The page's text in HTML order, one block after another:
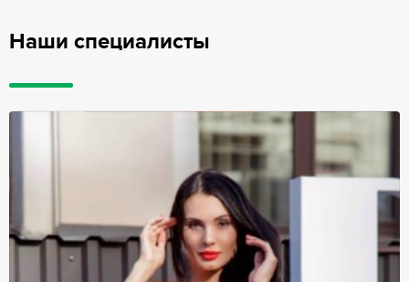
Наши специалисты